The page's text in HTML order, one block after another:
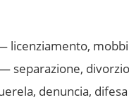
licenziamento,
separazione,
denuncia,